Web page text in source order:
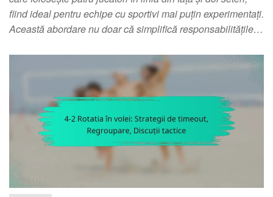
fiind ideal pentru echipe cu sportivi mai puțin experimentați.
Această abordare nu doar că simplifică responsabilitățile…